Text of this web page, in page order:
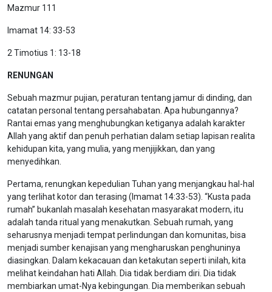
Mazmur 111
Imamat 14: 33-53
2 Timotius 1: 13-18
RENUNGAN
Sebuah mazmur pujian, peraturan tentang jamur di dinding, dan
catatan personal tentang persahabatan. Apa hubungannya?
Rantai emas yang menghubungkan ketiganya adalah karakter
Allah yang aktif dan penuh perhatian dalam setiap lapisan realita
kehidupan kita, yang mulia, yang menjijikkan, dan yang
menyedihkan.
Pertama, renungkan kepedulian Tuhan yang menjangkau hal-hal
yang terlihat kotor dan terasing (Imamat 14:33-53). “Kusta pada
rumah” bukanlah masalah kesehatan masyarakat modern, itu
adalah tanda ritual yang menakutkan. Sebuah rumah, yang
seharusnya menjadi tempat perlindungan dan komunitas, bisa
menjadi sumber kenajisan yang mengharuskan penghuninya
diasingkan. Dalam kekacauan dan ketakutan seperti inilah, kita
melihat keindahan hati Allah. Dia tidak berdiam diri. Dia tidak
membiarkan umat-Nya kebingungan. Dia memberikan sebuah